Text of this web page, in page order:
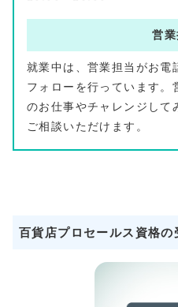
営業
就業中は、営業担当がお電
フォローを行っています。
のお仕事やチャレンジして
ご相談いただけます。
百貨店プロセールス資格の